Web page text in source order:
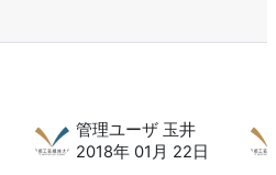
管理ユーザ 玉井
2018年 01月 22日